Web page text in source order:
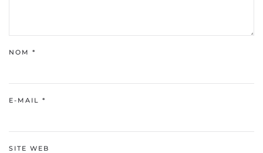
NOM *
E-MAIL *
SITE WEB